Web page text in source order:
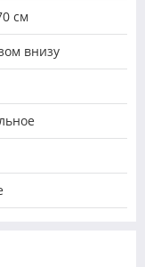
см
внизу